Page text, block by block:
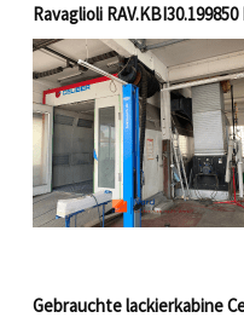
Ravaglioli
Gebrauchte lackierkabine